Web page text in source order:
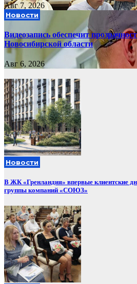
Авг 7, 2026
Новости
Видеозапись обеспечит
Новосибирской области
Авг 6, 2026
Новости
В ЖК «Гренландия» впервые клиентские
группы компаний «СОЮЗ»